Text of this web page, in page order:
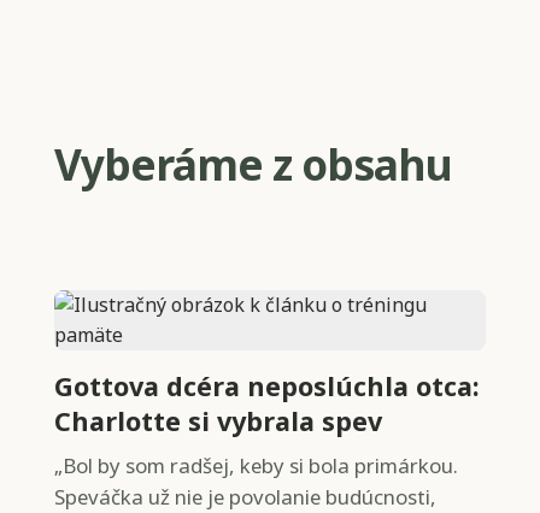
Vyberáme z obsahu
Gottova dcéra neposlúchla otca:
Charlotte si vybrala spev
„Bol by som radšej, keby si bola primárkou.
Speváčka už nie je povolanie budúcnosti,